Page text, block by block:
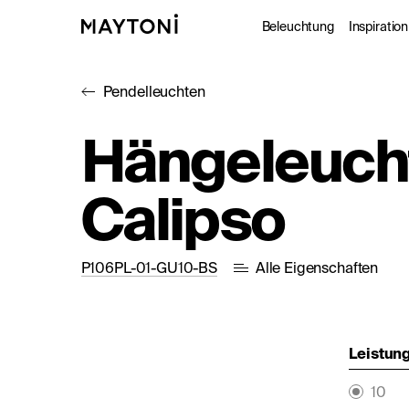
Beleuchtung
Studio
Inspiration
Pendelleuchten
Calipso
P106PL-01-GU10-BS Alle Eigenschaften
10